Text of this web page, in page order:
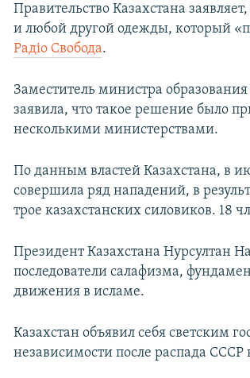
Правительство Казахстана
и любой другой одежды, который
Радіо Свобода.
Заместитель министра
заявила, что такое решение было
несколькими министерствами.
По данным властей Казахстана, в
совершила ряд нападений, в
трое казахстанских силовиков. 18
Президент Казахстана Нурсултан
последователи салафизма,
движения в исламе.
Казахстан объявил себя светским
независимости после распада СССР